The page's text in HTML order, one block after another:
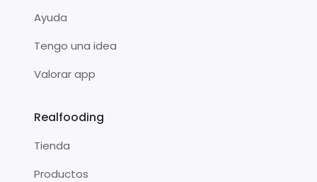
Ayuda
Tengo una idea
Valorar app
Realfooding
Tienda
Productos